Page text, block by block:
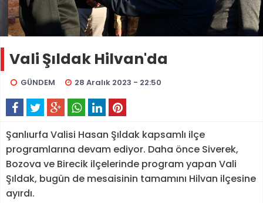
Vali Şıldak Hilvan'da
GÜNDEM 28 Aralık 2023 - 22:50
Şanlıurfa Valisi Hasan Şıldak kapsamlı ilçe
programlarına devam ediyor. Daha önce Siverek,
Bozova ve Birecik ilçelerinde program yapan Vali
Şıldak, bugün de mesaisinin tamamını Hilvan ilçesine
ayırdı.